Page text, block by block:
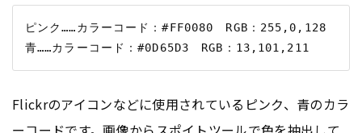
ピンク……カラーコード：#FF0080　RGB：255,0,128
Flickrのアイコンなどに使用されているピンク、青のカラ